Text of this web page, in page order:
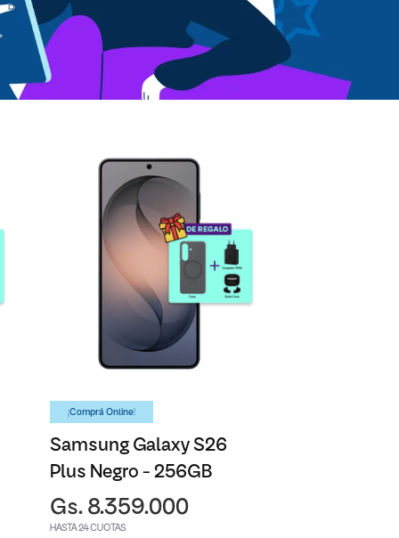
¡Comprá Online!
Samsung Galaxy S26
Plus Negro - 256GB
Gs. 8.359.000
HASTA 24 CUOTAS